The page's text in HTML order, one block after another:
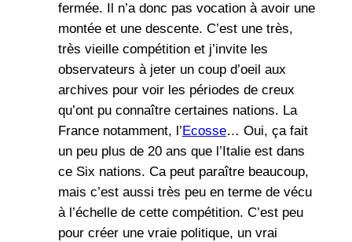
fermée. Il n’a donc pas vocation à avoir une
montée et une descente. C’est une très,
très vieille compétition et j’invite les
observateurs à jeter un coup d’oeil aux
archives pour voir les périodes de creux
qu’ont pu connaître certaines nations. La
France notamment, l’ Ecosse… Oui, ça fait
un peu plus de 20 ans que l’Italie est dans
ce Six nations. Ca peut paraître beaucoup,
mais c’est aussi très peu en terme de vécu
à l’échelle de cette compétition. C’est peu
pour créer une vraie politique, un vrai